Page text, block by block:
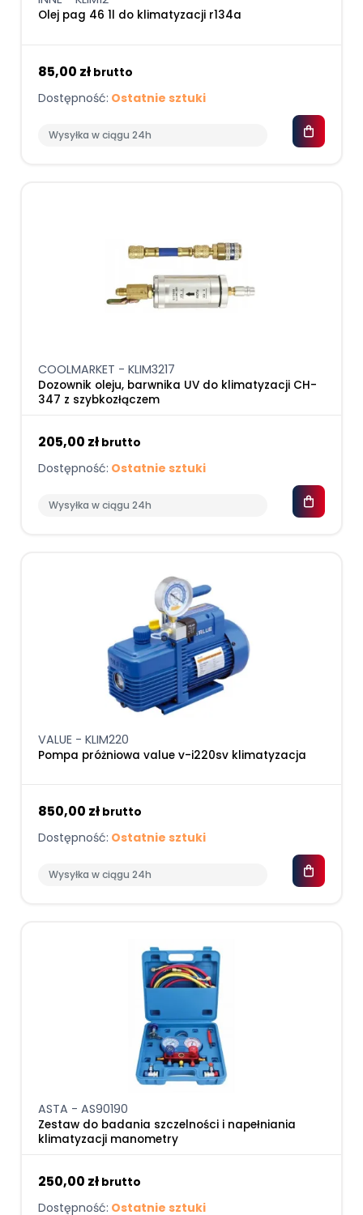
Olej pag 46 1l do klimatyzacji r134a
85,00 zł brutto
Dostępność: Ostatnie sztuki
Wysyłka w ciągu 24h
COOLMARKET - KLIM3217
Dozownik oleju, barwnika UV do klimatyzacji CH-
347 z szybkozłączem
205,00 zł brutto
Dostępność: Ostatnie sztuki
Wysyłka w ciągu 24h
VALUE - KLIM220
Pompa próżniowa value v-i220sv klimatyzacja
850,00 zł brutto
Dostępność: Ostatnie sztuki
Wysyłka w ciągu 24h
ASTA - AS90190
Zestaw do badania szczelności i napełniania
klimatyzacji manometry
250,00 zł brutto
Dostępność: Ostatnie sztuki